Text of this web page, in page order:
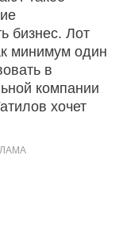
бизнес. Лот
минимум один
в
компании
хочет